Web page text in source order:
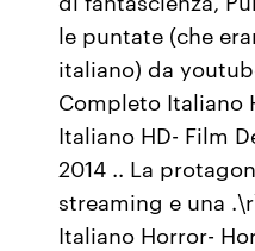
le puntate (che
italiano) da
Completo Italiano
Italiano HD- Film
2014 .. La
streaming e una
Italiano Horror-